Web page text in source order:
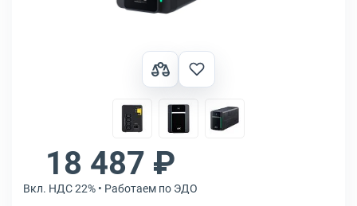
18 487 ₽
Вкл. НДС 22% • Работаем по ЭДО